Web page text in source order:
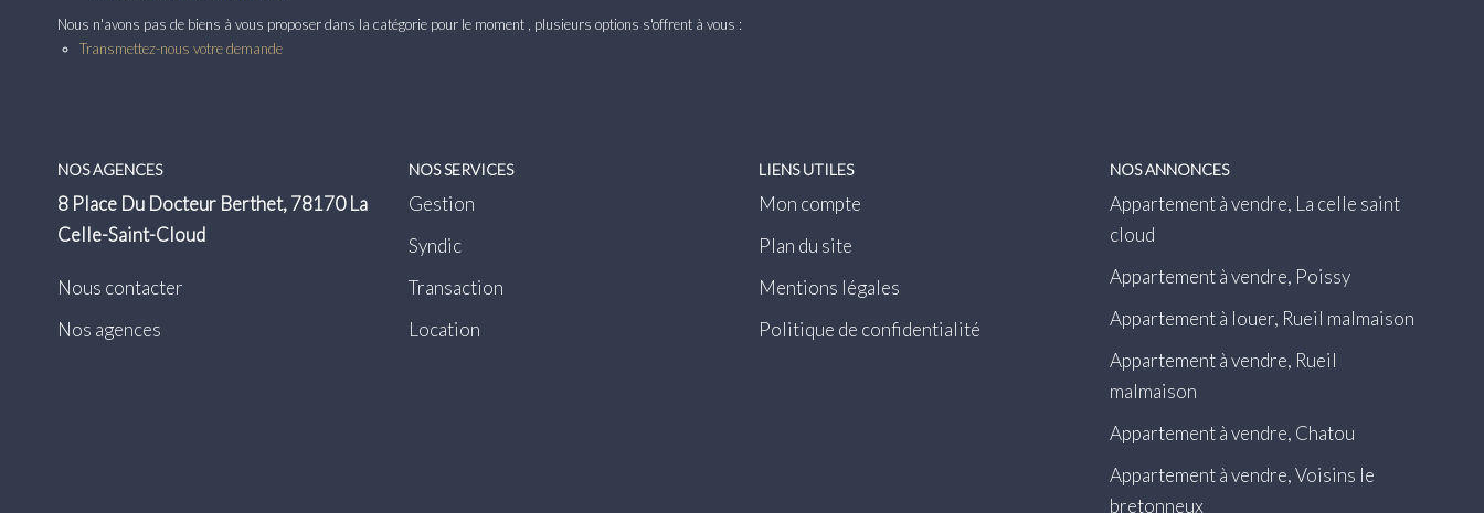
Nous n'avons pas de biens à vous proposer dans la catégorie pour le moment , plusieurs options s'offrent à vous :
Transmettez-nous votre demande
NOS AGENCES
8 Place Du Docteur Berthet, 78170 La
Celle-Saint-Cloud
Nous contacter
Nos agences
NOS SERVICES
Gestion
Syndic
Transaction
Location
LIENS UTILES
Mon compte
Plan du site
Mentions légales
Politique de confidentialité
NOS ANNONCES
Appartement à vendre, La celle saint
cloud
Appartement à vendre, Poissy
Appartement à louer, Rueil malmaison
Appartement à vendre, Rueil
malmaison
Appartement à vendre, Chatou
Appartement à vendre, Voisins le
bretonneux